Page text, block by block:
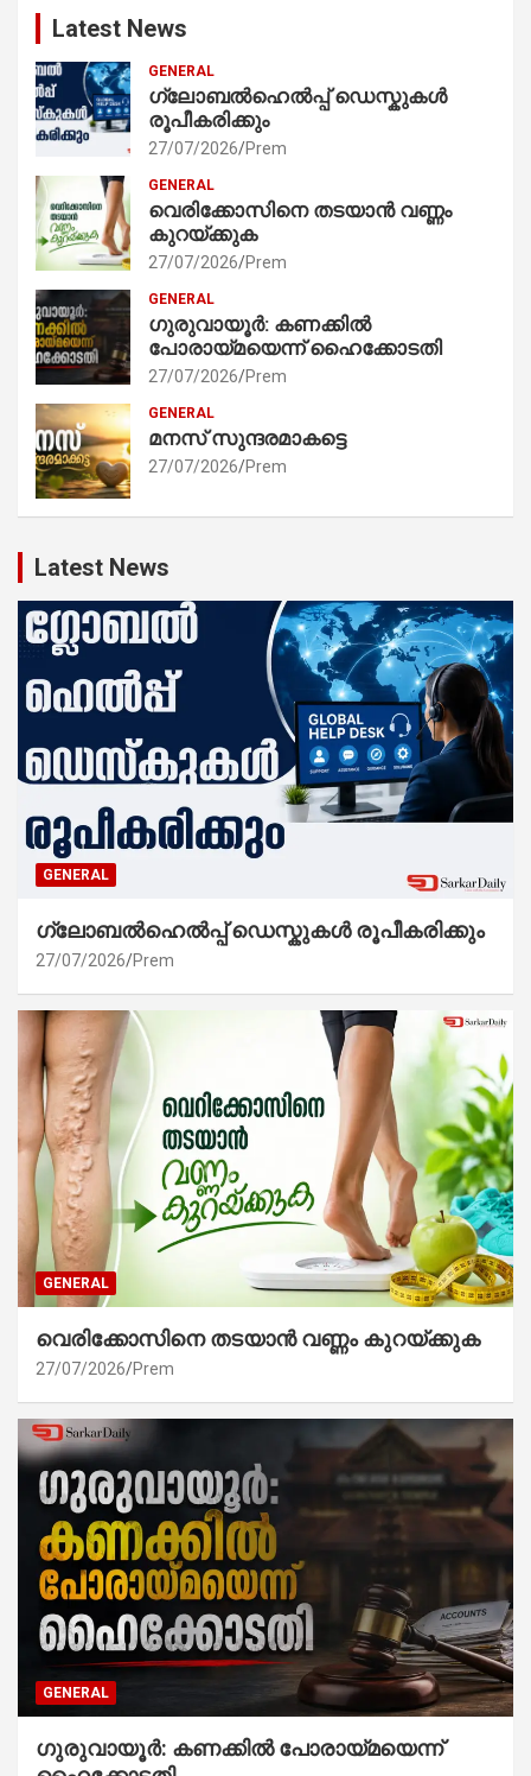
Latest News
GENERAL
ഗ്ലോബൽഹെൽപ്പ് ഡെസ്കുകൾ
രൂപീകരിക്കും
27/07/2026 Prem
GENERAL
വെരിക്കോസിനെ തടയാൻ വണ്ണം
കുറയ്ക്കുക
27/07/2026 Prem
GENERAL
ഗുരുവായൂർ: കണക്കിൽ
പോരായ്മയെന്ന് ഹൈക്കോടതി
27/07/2026 Prem
GENERAL
മനസ് സുന്ദരമാകട്ടെ
27/07/2026 Prem
Latest News
GENERAL
ഗ്ലോബൽഹെൽപ്പ് ഡെസ്കുകൾ രൂപീകരിക്കും
27/07/2026 Prem
GENERAL
വെരിക്കോസിനെ തടയാൻ വണ്ണം കുറയ്ക്കുക
27/07/2026 Prem
GENERAL
ഗുരുവായൂർ: കണക്കിൽ പോരായ്മയെന്ന്